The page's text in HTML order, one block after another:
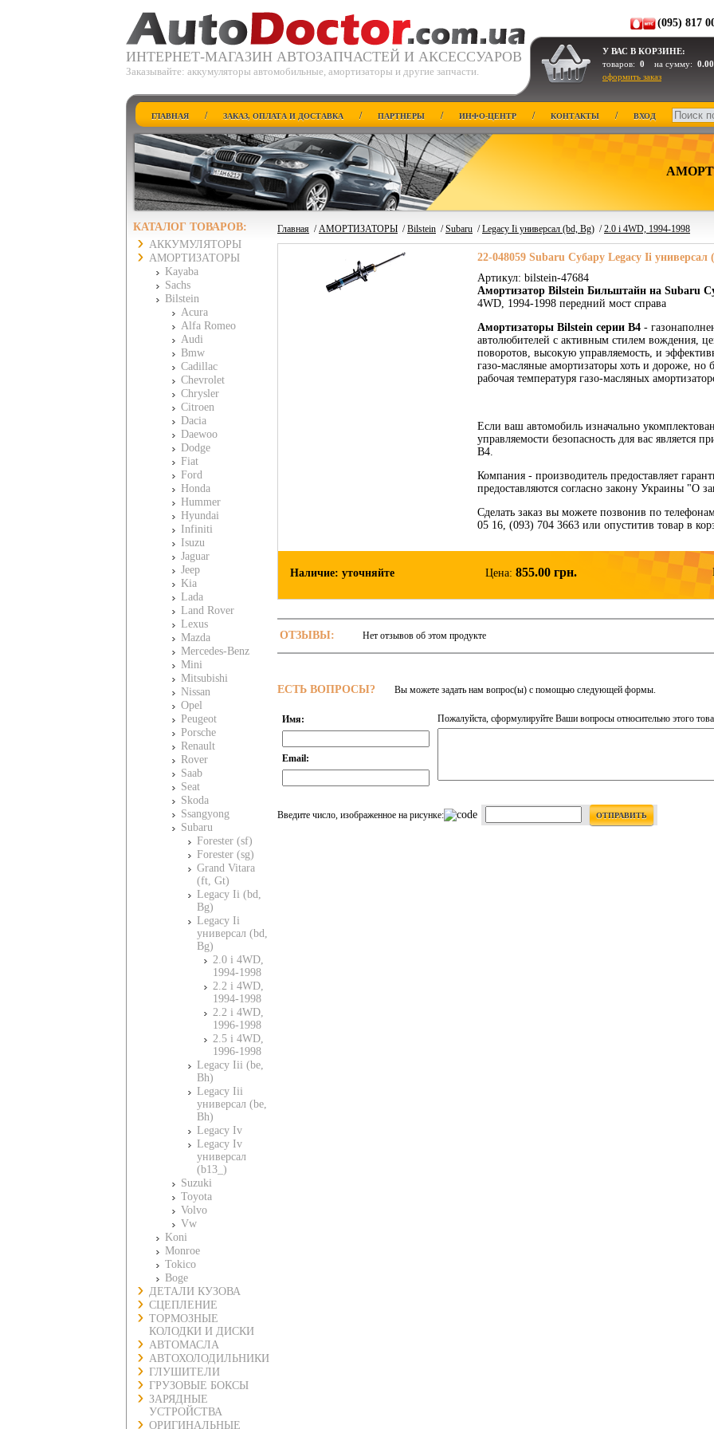
ИНТЕРНЕТ-МАГАЗИН АВТОЗАПЧАСТЕЙ И АКСЕССУАРОВ
Заказывайте: аккумуляторы автомобильные, амортизаторы и другие запчасти.
(095) 817
У ВАС В КОРЗИНЕ:
товаров: 0 на сумму:
оформить заказ
ГЛАВНАЯ / ЗАКАЗ, ОПЛАТА И ДОСТАВКА / ПАРТНЕРЫ / ИНФО-ЦЕНТР / КОНТАКТЫ / ВХОД
КАТАЛОГ ТОВАРОВ:
АККУМУЛЯТОРЫ
АМОРТИЗАТОРЫ
Kayaba
Sachs
Bilstein
Acura
Alfa Romeo
Audi
Bmw
Cadillac
Chevrolet
Chrysler
Citroen
Dacia
Daewoo
Dodge
Fiat
Ford
Honda
Hummer
Hyundai
Infiniti
Isuzu
Jaguar
Jeep
Kia
Lada
Land Rover
Lexus
Mazda
Mercedes-Benz
Mini
Mitsubishi
Nissan
Opel
Peugeot
Porsche
Renault
Rover
Saab
Seat
Skoda
Ssangyong
Subaru
Forester (sf)
Forester (sg)
Grand Vitara
(ft, Gt)
Legacy Ii (bd,
Bg)
Legacy Ii
универсал (bd,
Bg)
2.0 i 4WD,
1994-1998
2.2 i 4WD,
1994-1998
2.2 i 4WD,
1996-1998
2.5 i 4WD,
1996-1998
Legacy Iii (be,
Bh)
Legacy Iii
универсал (be,
Bh)
Legacy Iv
Legacy Iv
универсал
(b13_)
Suzuki
Toyota
Volvo
Vw
Koni
Monroe
Tokico
Boge
ДЕТАЛИ КУЗОВА
СЦЕПЛЕНИЕ
ТОРМОЗНЫЕ
КОЛОДКИ И ДИСКИ
АВТОМАСЛА
АВТОХОЛОДИЛЬНИКИ
ГЛУШИТЕЛИ
ГРУЗОВЫЕ БОКСЫ
ЗАРЯДНЫЕ
УСТРОЙСТВА
ОРИГИНАЛЬНЫЕ
Главная /АМОРТИЗАТОРЫ /Bilstein /Subaru /Legacy Ii универсал (bd, Bg) /2.0 i 4WD, 1994-1998
22-048059 Subaru Субару Legacy Ii универсал
Артикул: bilstein-47684
Амортизатор Bilstein Бильштайн на Subaru
4WD, 1994-1998 передний мост справа
Амортизаторы Bilstein серии B4 -
автолюбителей с активным стилем вождения,
поворотов, высокую управляемость, и
газо-масляные амортизаторы хоть и дороже, но
рабочая температуря газо-масляных
Если ваш автомобиль изначально
управляемости безопасность для вас является
B4.
Компания - производитель предоставляет
предоставляются согласно закону Украины "О
Сделать заказ вы можете позвонив по
05 16, (093) 704 3663 или опуститив товар в
Наличие: уточняйте Цена: 855.00 грн.
ОТЗЫВЫ: Нет отзывов об этом продукте
ЕСТЬ ВОПРОСЫ? Вы можете задать нам вопрос(ы) с помощью следующей формы.
Имя:
Email:
Пожалуйста, сформулируйте Ваши вопросы относительно этого
Введите число, изображенное на рисунке: ОТПРАВИТЬ